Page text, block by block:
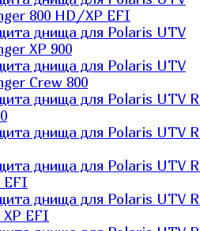
800 HD/XP EFI
днища для Polaris UTV
XP 900
днища для Polaris UTV
Сrew 800
днища для Polaris UTV
днища для Polaris UTV
днища для Polaris UTV
EFI
днища для Polaris UTV
XP EFI